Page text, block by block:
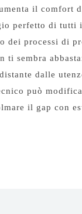
il comfort
perfetto di tutti
dei processi di
ti sembra
dalle
può
il gap con